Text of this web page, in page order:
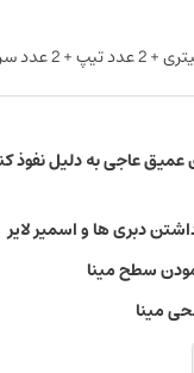
عاجی به دلیل نفوذ
دبری ها و اسمیر لایر
سطح مینا
مینا